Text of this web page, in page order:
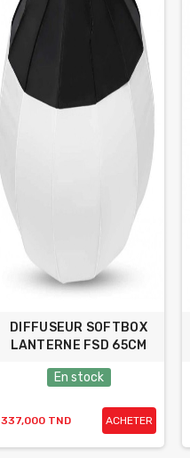
DIFFUSEUR SOFTBOX
LANTERNE FSD 65CM
En stock
337,000 TND ACHETER